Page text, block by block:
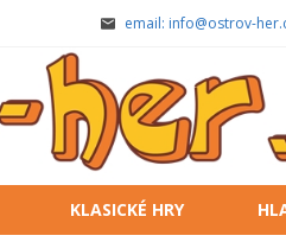
email: info@ostrov-
KLASICKÉ HRY